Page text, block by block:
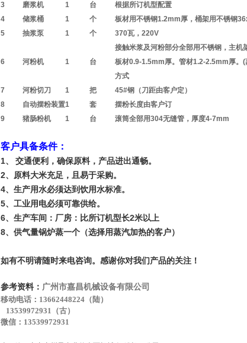
3
磨浆机 1 台
根据所订机型配置
4
储浆桶 1 个
板材用不锈钢1.2mm厚，桶架用不锈钢
5
抽浆泵 1 个 370瓦，220V
6 河粉机 1 台
接触米浆及河粉部分全部用不锈钢，主机
板材0.9-1.5mm厚。管材1.2-2.5mm厚。
方式
7
河粉切刀 1 把
45#钢（刀距由客户定）
8
自动摆粉装置1 套
摆粉长度由客户订
9
猪肠粉机 1 台 滚筒全部用304无缝管，厚度4-7mm
客户具备条件：
1、 交通便利，确保原料，产品进出通畅。
2、原料大米充足，且易于采购。
4、生产用水必须达到饮用水标准。
5、工业用电必须可靠供给。
6、生产车间：厂房：比所订机型长2米以上
8、供气量锅炉蒸一个（选择用蒸汽加热的客户）
如有不明请随时来电咨询。感谢你对我们产品的关注！
参考资料： 广州市嘉昌机械设备有限公司
移动电话：13662448224（陆）
13539972931（古）
微信：13539972931